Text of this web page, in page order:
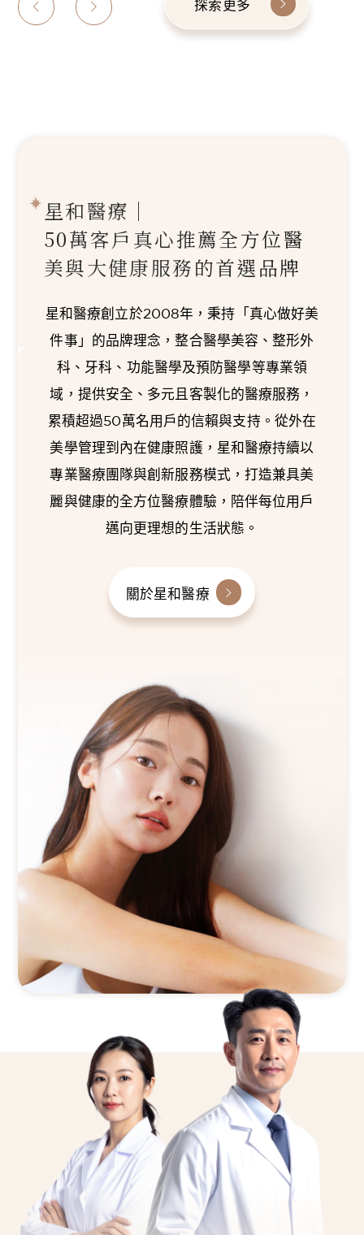
探索更多
星和醫療｜
50萬客戶真心推薦全方位醫
美與大健康服務的首選品牌
星和醫療創立於2008年，秉持「真心做好美
件事」的品牌理念，整合醫學美容、整形外
科、牙科、功能醫學及預防醫學等專業領
域，提供安全、多元且客製化的醫療服務，
累積超過50萬名用戶的信賴與支持。從外在
美學管理到內在健康照護，星和醫療持續以
專業醫療團隊與創新服務模式，打造兼具美
麗與健康的全方位醫療體驗，陪伴每位用戶
邁向更理想的生活狀態。
關於星和醫療